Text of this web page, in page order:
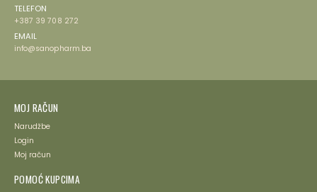
TELEFON
+387 39 708 272
EMAIL
info@sanopharm.ba
MOJ RAČUN
Narudžbe
Login
Moj račun
POMOĆ KUPCIMA